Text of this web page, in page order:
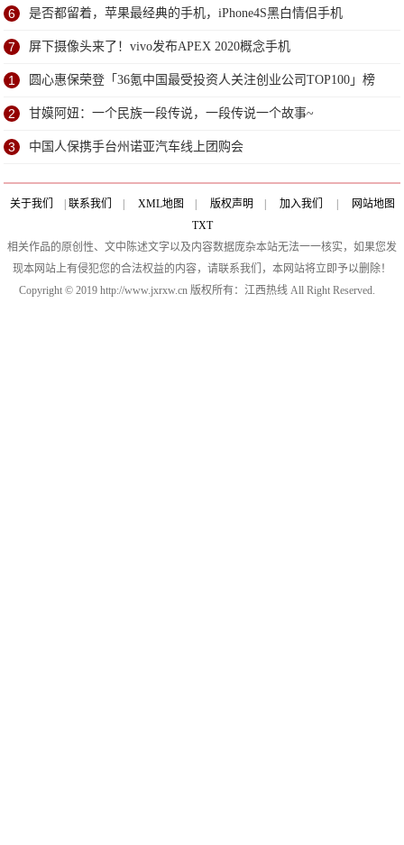
6 是否都留着，苹果最经典的手机，iPhone4S黑白情侣手机
7 屏下摄像头来了！vivo发布APEX 2020概念手机
1 圆心惠保荣登「36氪中国最受投资人关注创业公司TOP100」榜
单
2 甘嫫阿妞：一个民族一段传说，一段传说一个故事~
3 中国人保携手台州诺亚汽车线上团购会
关于我们 联系我们 XML地图 版权声明 加入我们
网站地图
TXT
相关作品的原创性、文中陈述文字以及内容数据庞杂本站无法一一核实，如果您发
现本网站上有侵犯您的合法权益的内容，请联系我们，本网站将立即予以删除！
Copyright © 2019 http://www.jxrxw.cn 版权所有：江西热线 All Right Reserved.